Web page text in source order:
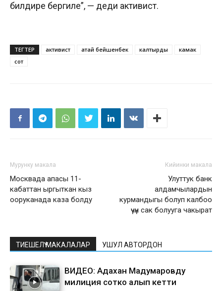
билдире бергиле”, — деди активист.
ТЕГТЕР активист атай бейшенбек калтырды
камак
сот
Мурунку макала
Москвада апасы 11-
кабаттан ыргыткан кыз
ооруканада каза болду
Кийинки макала
Улуттук банк
алдамчылардын
курмандыгы болуп калбоо
үчүн сак болууга чакырат
ТИЕШЕЛҮҮ МАКАЛАЛАР УШУЛ АВТОРДОН
ВИДЕО: Адахан Мадумаровду
милиция сотко алып кетти